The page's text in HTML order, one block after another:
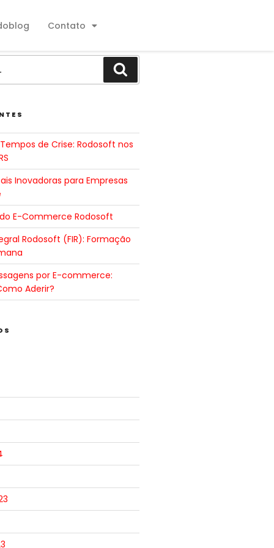
Contato
de Crise: Rodosoft nos
Inovadoras para Empresas
E-Commerce Rodosoft
Rodosoft (FIR): Formação
por E-commerce:
Aderir?